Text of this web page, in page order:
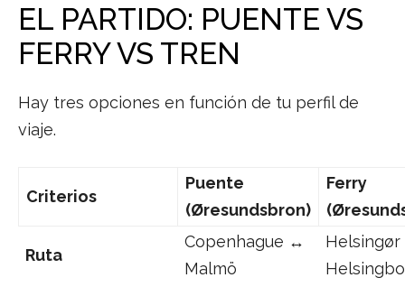
EL PARTIDO: PUENTE VS
FERRY VS TREN
Hay tres opciones en función de tu perfil de
viaje.
Criterios
Puente
(Øresundsbron)
Ferry
Ruta
Copenhague ↔
Malmö